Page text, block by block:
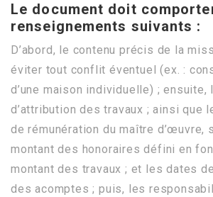
Le document doit
renseignements suivants :
D’abord, le contenu précis de la
éviter tout conflit éventuel (ex. :
d’une maison individuelle) ; ensuite,
d’attribution des travaux ; ainsi que
de rémunération du maître d’œuvre,
montant des honoraires défini en
montant des travaux ; et les dates
des acomptes ; puis, les